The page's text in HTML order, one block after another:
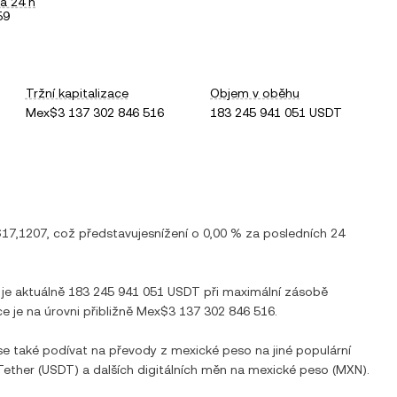
Tržní kapitalizace
Mex$3 137 302 846 516
Objem v oběhu
183 245 941 051 USDT
, což představujesníženío 0,00 % za posledních 24
aktuálně 183 245 941 051 USDT při maximální zásobě
je na úrovni přibližně Mex$3 137 302 846 516
také podívat na převody z mexické peso na jiné populární
(USDT) a dalších digitálních měn na mexické peso (MXN).